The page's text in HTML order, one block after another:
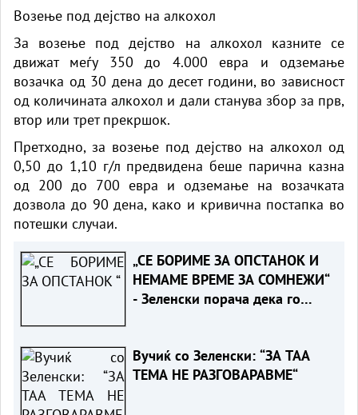
Возење под дејство на алкохол
За возење под дејство на алкохол казните се
движат меѓу 350 до 4.000 евра и одземање
возачка од 30 дена до десет години, во зависност
од количината алкохол и дали станува збор за прв,
втор или трет прекршок.
Претходно, за возење под дејство на алкохол од
0,50 до 1,10 г/л предвидена беше парична казна
од 200 до 700 евра и одземање на возачката
дозвола до 90 дена, како и кривична постапка во
потешки случаи.
„СЕ БОРИМЕ ЗА ОПСТАНОК И
НЕМАМЕ ВРЕМЕ ЗА СОМНЕЖИ“
- Зеленски порача дека го
Вучиќ со Зеленски: “ЗА ТАА
ТЕМА НЕ РАЗГОВАРАВМЕ“